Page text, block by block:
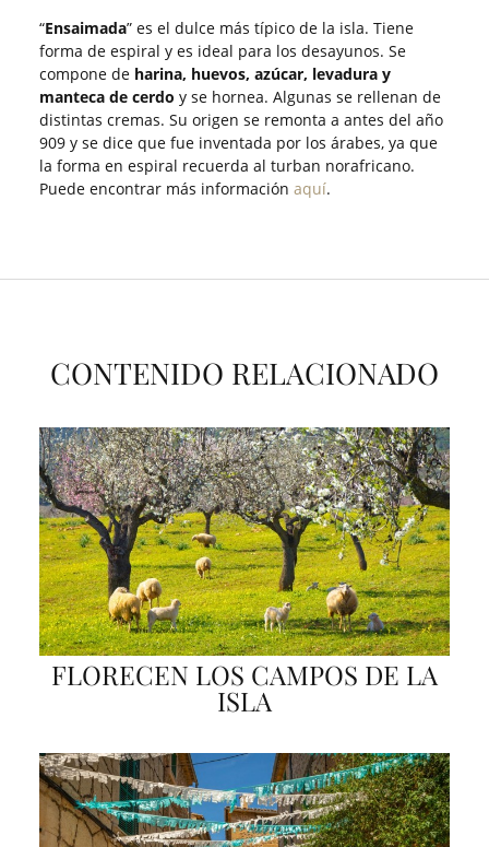
“Ensaimada” es el dulce más típico de la isla. Tiene
forma de espiral y es ideal para los desayunos. Se
compone de harina, huevos, azúcar, levadura y
manteca de cerdo y se hornea. Algunas se rellenan de
distintas cremas. Su origen se remonta a antes del año
909 y se dice que fue inventada por los árabes, ya que
la forma en espiral recuerda al turban norafricano.
Puede encontrar más información aquí.
CONTENIDO RELACIONADO
FLORECEN LOS CAMPOS DE LA
ISLA